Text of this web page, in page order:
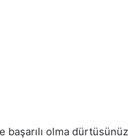
olma dürtüsünüz